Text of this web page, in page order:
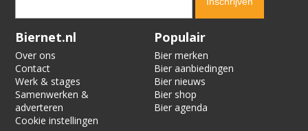
Verification code:
Biernet.nl
Over ons
Contact
Werk & stages
Samenwerken &
adverteren
Cookie instellingen
Populair
Bier merken
Bier aanbiedingen
Bier nieuws
Bier shop
Bier agenda